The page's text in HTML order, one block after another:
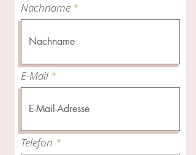
Nachname
E-Mail
Telefon